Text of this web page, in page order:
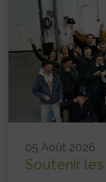
05 Août 2026
Soutenir